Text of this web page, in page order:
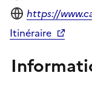
Adresse
Site internet
https://
Itinéraire